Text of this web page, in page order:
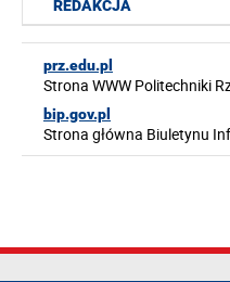
REDAKCJA
prz.edu.pl
Strona WWW Politechniki
bip.gov.pl
Strona główna Biuletynu